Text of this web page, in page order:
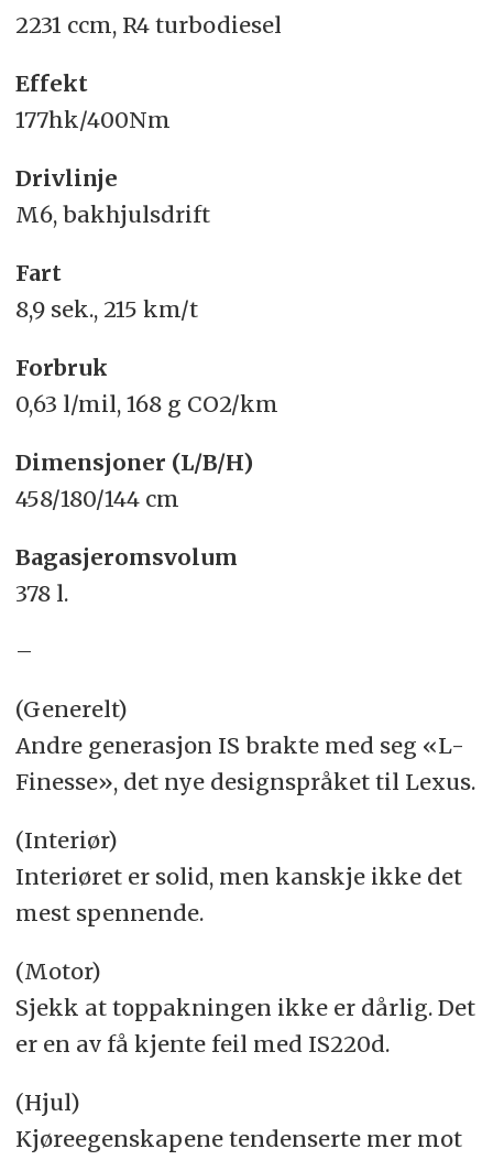
2231 ccm, R4 turbodiesel
Effekt
177hk/400Nm
Drivlinje
M6, bakhjulsdrift
Fart
8,9 sek., 215 km/t
Forbruk
0,63 l/mil, 168 g CO2/km
Dimensjoner (L/B/H)
458/180/144 cm
Bagasjeromsvolum
378 l.
–
(Generelt)
Andre generasjon IS brakte med seg «L-
Finesse», det nye designspråket til Lexus.
(Interiør)
Interiøret er solid, men kanskje ikke det
mest spennende.
(Motor)
Sjekk at toppakningen ikke er dårlig. Det
er en av få kjente feil med IS220d.
(Hjul)
Kjøreegenskapene tendenserte mer mot